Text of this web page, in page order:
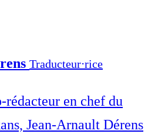
Traducteur⋅rice
rédacteur en chef du
Jean-Arnault Dérens